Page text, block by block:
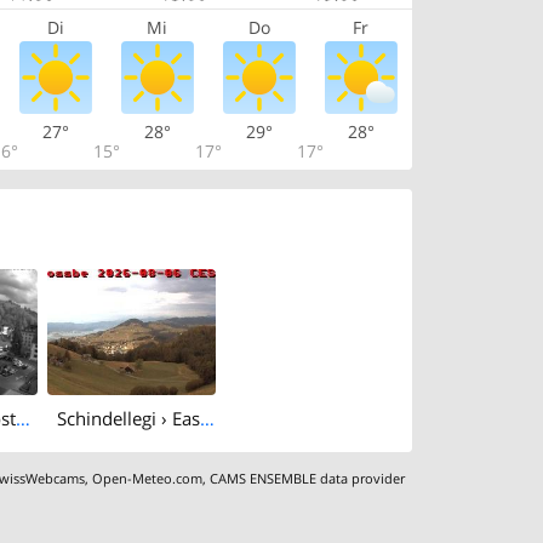
Di Mi Do Fr
27°
15°
28°
17°
29°
17°
28°
Einsiedeln: Klosterplatz Schindellegi › East: Rossberg - Ufnau
,Open-Meteo.com,CAMS ENSEMBLE data provider